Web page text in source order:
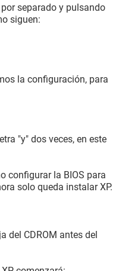
separado y pulsando
siguen:
la configuración, para
"y" dos veces, en este
configurar la BIOS para
solo queda instalar XP.
del CDROM antes del